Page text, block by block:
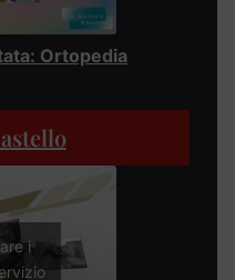
Ortopedia
i